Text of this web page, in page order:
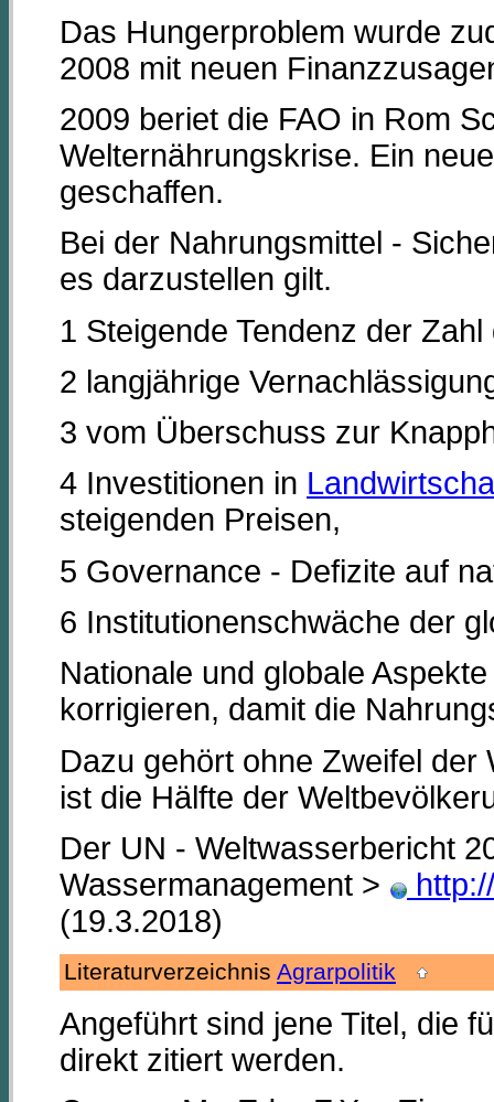
Das Hungerproblem wurde
2008 mit neuen
2009 beriet die FAO in Rom
Welternährungskrise. Ein
geschaffen.
Bei der Nahrungsmittel -
es darzustellen gilt.
1 Steigende Tendenz der
2 langjährige
3 vom Überschuss zur
4 Investitionen in
steigenden Preisen,
5 Governance - Defizite auf
6 Institutionenschwäche der
Nationale und globale
korrigieren, damit die
Dazu gehört ohne Zweifel der
ist die Hälfte der
Der UN - Weltwasserbericht
Wassermanagement >
(19.3.2018)
Literaturverzeichnis Agrarpolitik
Angeführt sind jene Titel, die
direkt zitiert werden.